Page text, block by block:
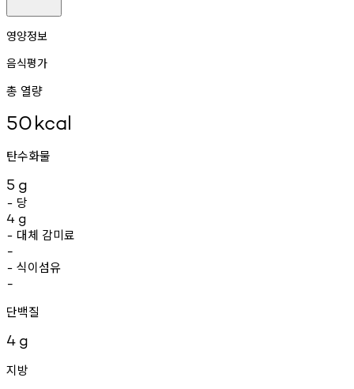
영양정보
음식평가
총 열량
50kcal
탄수화물
5 g
- 당
4 g
- 대체 감미료
-
- 식이섬유
-
단백질
4 g
지방